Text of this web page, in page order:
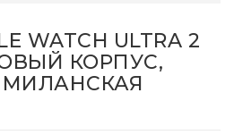
WATCH ULTRA 2
КОРПУС,